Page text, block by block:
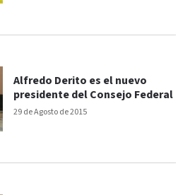
29 de Agosto de 2015
Alfredo Derito es el nuevo
presidente del Consejo Federal